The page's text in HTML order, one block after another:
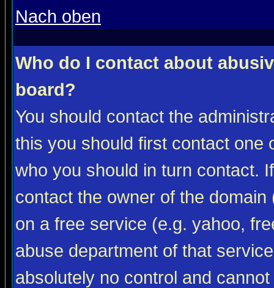
Nach oben
Who do I contact about
board?
You should contact the
this you should first contact one
who you should in turn contact.
contact the owner of the
on a free service (e.g. yahoo,
abuse department of that
absolutely no control and